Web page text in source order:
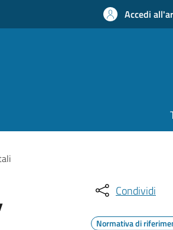
Accedi
Condividi
Normativa di